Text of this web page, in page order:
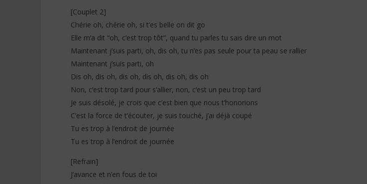
[Couplet 2]
Chérie oh, chérie oh, si t’es belle on dit go
Elle m’a dit “oh, c’est trop tôt”, quand tu parles tu sais dire un mot
Maintenant j’suis parti, oh, dis oh, tu n’es pas seule pour ta peau se rallier
Maintenant j’suis parti, oh
Dis oh, dis oh, dis oh, dis oh, dis oh, dis oh
Non, c’est trop tard pour s’allier, non, c’est un peu trop tard
Je suis désolé, je crois que c’est bien que nous t’honorions
C’est la force de t’écouter, je suis touché, j’ai déjà coupé
Tu es trop à l’endroit de journée
Tu es trop à l’endroit de journée
[Refrain]
J’avance et n’en fous de toi